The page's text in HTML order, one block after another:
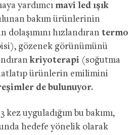
yardımcı mavi led ışık
bakım ürünlerinin
dolaşımını hızlandıran termo
gözenek görünümünü
kriyoterapi (soğutma
ürünlerin emilimini
de bulunuyor.
uyguladığım bu bakımı,
hedefe yönelik olarak